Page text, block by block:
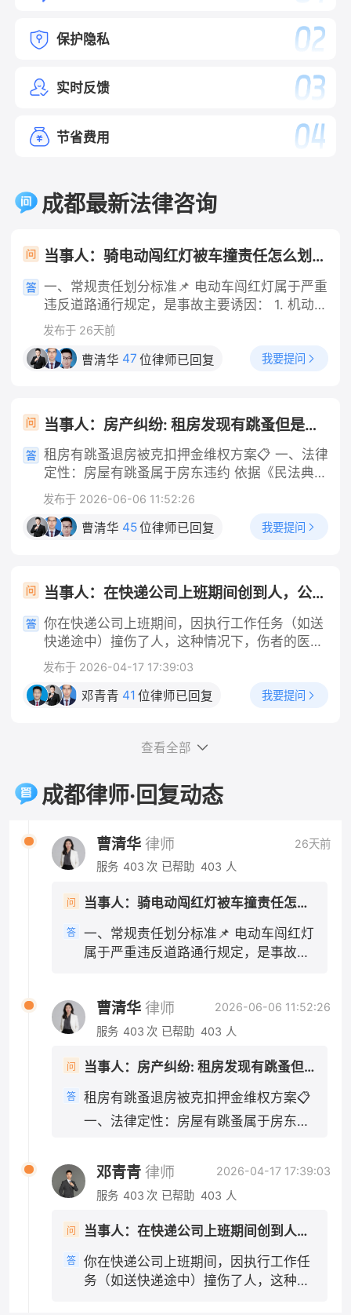
保护隐私
实时反馈
节省费用
成都最新法律咨询
当事人：骑电动闯红灯被车撞责任怎么划分 帮问助手：你是哪一方？ 当事人：骑电动车方 帮问助手：报警了吗？认定书出了吗？责任怎么划分的？ 当事人：已报未定责 帮问助手：有没有人受伤？车损严重吗？ 当事人：有人受伤 帮问助手：伤到哪了？医疗费大概花了多少？ 当事人：轻伤
一、常规责任划分标准📌 电动车闯红灯属于严重
违反道路通行规定，是事故主要诱因： 1. 机动车
正常行驶、无超速、酒驾、分心驾驶等违法行
为：电动车主责（70%及以上），机动车次责
（30%以内），多数情况划定电动车全责；
判定同等责任。 即便机动车无任何违法，交强险
依然会优先赔付伤者损失。 二、赔偿规则（重
点，你是电动车一方） 1. 交强险无责赔付规则
机动车交强险不分责任比例，先全额赔付：医疗
医疗费，基本可以由对方交强险全额承担，不用
按责任比例折算。 只有超出交强险限额的部分，
才按照双方责任比例划分承担。 2. 损失承担顺
你自行承担。 车辆维修费：机动车的车损，会按
阶段，你这边实操做法 1. 固定全部证据 保存路
口监控线索、就医病历、检查报告、医疗票据；
向交警提出：机动车行经路口未尽观察、减速注
意义务，请求适当降低自身责任比例。 2. 责任
认定抗辩要点 闯红灯是主要过错，但机动车通过
动车承担次要责任，不要申请全责认定。 3. 不
要轻易自认全责 一旦认定电动车全责，你所有医
维修费用。 四、责任认定几种常见结果 1. 电动
车全责：你承担全部损失，同时赔偿机动车修车
动车主责70%、机动车次责30%：交强险全额赔
付医疗费用，超出部分机动车方承担30%。这是
存在明显超速等严重违法情形才会出现，概率很
强险赔付范围内，即便你是主要责任，个人额外
支出并不会太多；对事故认定书不服，可在收到
发布于 26天前
曹清华 47 位律师已回复 我要提问
当事人：房产纠纷: 租房发现有跳蚤但是签了合同想退房房东不退押金还扣一千
租房有跳蚤退房被克扣押金维权方案📋 一、法律
定性：房屋有跳蚤属于房东违约 依据《民法典》
第七百零八条、第七百一十二条：出租人应当保
证租赁房屋适宜居住，无卫生虫害问题，屋内大
面积滋生跳蚤，达不到正常居住标准，属于出租
依据。 核心举证要点（优先留存证据） 1. 虫害
实景证据：房屋跳蚤实拍视频、照片、消杀沟通
记录、除虫消费票据； 2. 沟通记录：和房东反
映跳蚤问题、提出退房的微信/短信/通话录音；
租金付款截图。 二、分步维权操作 1. 先行书面
协商（成本最低） 向房东发送文字催告（微信/
短信留痕），参考话术： 依据民法典规定，出租
约，现正式解除租赁合同，请于3日内全额退还
依据，逾期不退我将向住建部门投诉并提起诉
讼。 2. 行政投诉（协商无果后） - 12345政务
监管介入调解； - 属地街道办/社区人民调解委
员会：现场申请人民调解，免费组织双方协商退
费。 3. 司法途径（投诉调解无效） 1. 小额诉
人民法院小程序提交立案，诉讼费极低（标的1
万内诉讼费50元）； 2. 申请仲裁：若租赁合同
约定仲裁条款，按约定提起仲裁。 三、⚠️关键
避坑提醒 1. 不要擅自弃房失联：退房时做好房屋
2. 房东不得以“签完合同即不能退租”抗辩：合同
履行前提是房屋符合居住条件，房东先违约在
先，租客法定解约权不受签约约束； 3. 若房东
东，房东无法举证则扣款无效。 需要我帮你草拟
一份发给房东的正式催告短信文案吗？
发布于 2026-06-06 11:52:26
曹清华 45位律师已回复 我要提问
当事人：在快递公司上班期间创到人，公司需不需要报一些医药费 帮问助手：是否在工作任务中撞人？ 当事人：是工作任务 帮问助手：伤者医药费花了多少？ 当事人：几千元
你在快递公司上班期间，因执行工作任务（如送
快递途中）撞伤了人，这种情况下，伤者的医药
费应当由快递公司承担，而不是由你个人承担。
这是法律的明确规定，法律依据是《中华人民共
和国民法典》第一千一百九十一条第一款："用
的是"替代责任"，不问你有没有错 需要特别说明
事。根据法律规定，用人单位承担的是无过错替
代责任——也就是说，只要你是在执行工作任务
的过错，公司都要承担赔偿责任，这是法律的强
制性规定。 二、"工作任务"的认定是关键 你提
到"是工作任务"，这一点非常重要。根据法律规
定和司法实践，判断是否属于"执行工作任务"，
主要看以下几点：事故发生时你是否正在为单位
工作、是否受单位管理、是否在执行单位指派的
任务。快递员在送快递途中发生交通事故，通常
际上是在为单位工作、接受单位管理，法院通常
会认定构成事实上的劳动关系或劳务关系，公司
不能以"不是正式员工"为由免责。 此外，如果快
递公司为车辆或员工投保了商业第三者责任险
（包括交强险等），应首先由保险公司在保险合
同约定的范围内先行赔付，不足部分再由用人单
位承担赔偿责任。伤者医药费几千元，通常在保
险理赔范围内，应先走保险理赔程序。 三、公司
问题。《民法典》第一千一百九十一条同时规
定，用人单位承担侵权责任后，可以向有故意或
者重大过失的工作人员追偿。 也就是说，如果这
次事故中你有故意或重大过失，比如故意撞人、
醉酒驾驶、严重违反交通规则导致事故等，那么
公司在赔偿伤者之后，可以向你追索部分或全部
赔偿款。但如果你只有一般过失（比如正常的驾
驶失误、轻微违反交规但未达到重大过失程
发布于 2026-04-17 17:39:03
邓青青 41 位律师已回复 我要提问
查看全部
成都律师·回复动态
曹清华 律师
26天前
服务 403 次 已帮助 403 人
问 当事人：骑电动闯红灯被车撞责任怎么划分 帮问助手：你是哪一方？ 当事人：骑电动车方 帮问助手：报警了吗？认定书出了吗？责任怎么划分的？ 当事人：已报未定责 帮问助手：有没有人受伤？车损严重吗？ 当事人：有人受伤 帮问助手：伤到哪了？医疗费大概花了多少？ 当事人：轻伤
答
一、常规责任划分标准📌 电动车闯红灯
属于严重违反道路通行规定，是事故主
责（70%及以上），机动车次责（30%
以内），多数情况划定电动车全责；
时等过错：电动车主要责任，机动车次
动车无任何违法，交强险依然会优先赔
付伤者损失。 二、赔偿规则（重点，
赔付：医疗费1.8万限额、伤残相关损失
18万限额。你的轻伤医疗费，基本可以
例折算。 只有超出交强险限额的部分，
才按照双方责任比例划分承担。 2. 损
失承担顺序 交强险先行赔付 → 不足部
分，由机动车商业三者险按次要责任比
曹清华 律师
2026-06-06 11:52:26
服务 403 次 已帮助 403 人
问 当事人：房产纠纷: 租房发现有跳蚤但是签了合同想退房房东不退押金还扣一千
答
租房有跳蚤退房被克扣押金维权方案📋
一、法律定性：房屋有跳蚤属于房东违
适宜居住，无卫生虫害问题，屋内大面
积滋生跳蚤，达不到正常居住标准，属
主张解除租赁合同、全额退还押金，房
东无故扣除1000元无合法依据。 核心
举证要点（优先留存证据） 1. 虫害实景
证据：房屋跳蚤实拍视频、照片、消杀
邓青青 律师
2026-04-17 17:39:03
服务 403 次 已帮助 403 人
问 当事人：在快递公司上班期间创到人，公司需不需要报一些医药费 帮问助手：是否在工作任务中撞人？ 当事人：是工作任务 帮问助手：伤者医药费花了多少？ 当事人：几千元
答
你在快递公司上班期间，因执行工作任
务（如送快递途中）撞伤了人，这种情